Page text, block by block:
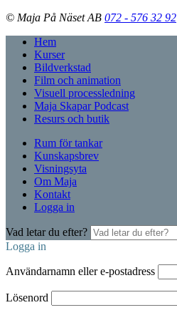
© Maja På Näset AB 072 - 576 32 92
Hem
Kurser
Bildverkstad
Film och animation
Visuell processledning
Maja Skapar Podcast
Resurs och butik
Rum för tankar
Kunskapsbrev
Visningsyta
Om Maja
Kontakt
Logga in
Vad letar du efter?
Logga in
Användarnamn eller e-postadress
Lösenord